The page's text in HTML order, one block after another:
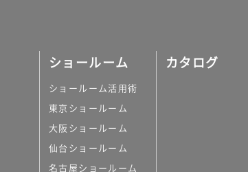
ショールーム
ショールーム活用術
東京ショールーム
大阪ショールーム
仙台ショールーム
名古屋ショールーム
カタログ